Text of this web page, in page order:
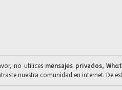
no utilices mensajes privados,
nuestra comunidad en internet. De